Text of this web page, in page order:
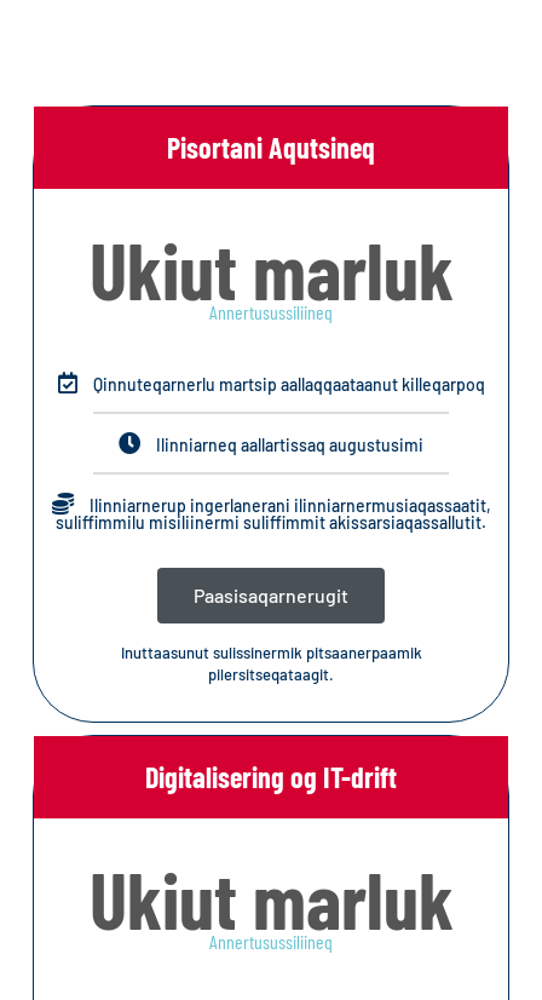
Pisortani Aqutsineq
Ukiut marluk
Annertusussiliineq
Qinnuteqarnerlu martsip aallaqqaataanut killeqarpoq
Ilinniarneq aallartissaq augustusimi
Ilinniarnerup ingerlanerani ilinniarnermusiaqassaatit,
suliffimmilu misiliinermi suliffimmit akissarsiaqassallutit.
Paasisaqarnerugit
Inuttaasunut sulissinermik pitsaanerpaamik
pilersitseqataagit.
Digitalisering og IT-drift
Ukiut marluk
Annertusussiliineq